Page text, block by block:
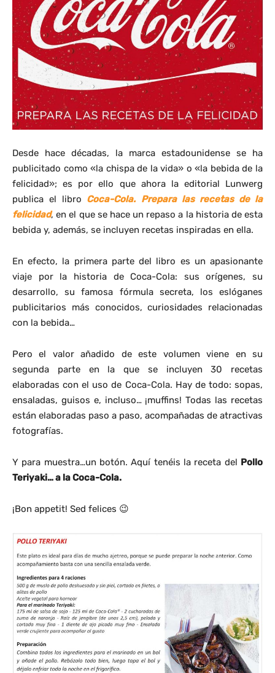
Desde hace décadas, la marca estadounidense se ha
publicitado como «la chispa de la vida» o «la bebida de la
felicidad»; es por ello que ahora la editorial Lunwerg
publica el libro Coca-Cola. Prepara las recetas de la
felicidad, en el que se hace un repaso a la historia de esta
bebida y, además, se incluyen recetas inspiradas en ella.
En efecto, la primera parte del libro es un apasionante
viaje por la historia de Coca-Cola: sus orígenes, su
desarrollo, su famosa fórmula secreta, los eslóganes
publicitarios más conocidos, curiosidades relacionadas
con la bebida…
Pero el valor añadido de este volumen viene en su
segunda parte en la que se incluyen 30 recetas
elaboradas con el uso de Coca-Cola. Hay de todo: sopas,
ensaladas, guisos e, incluso… ¡muffins! Todas las recetas
están elaboradas paso a paso, acompañadas de atractivas
fotografías.
Y para muestra…un botón. Aquí tenéis la receta del Pollo
Teriyaki… a la Coca-Cola.
¡Bon appetit! Sed felices 😉